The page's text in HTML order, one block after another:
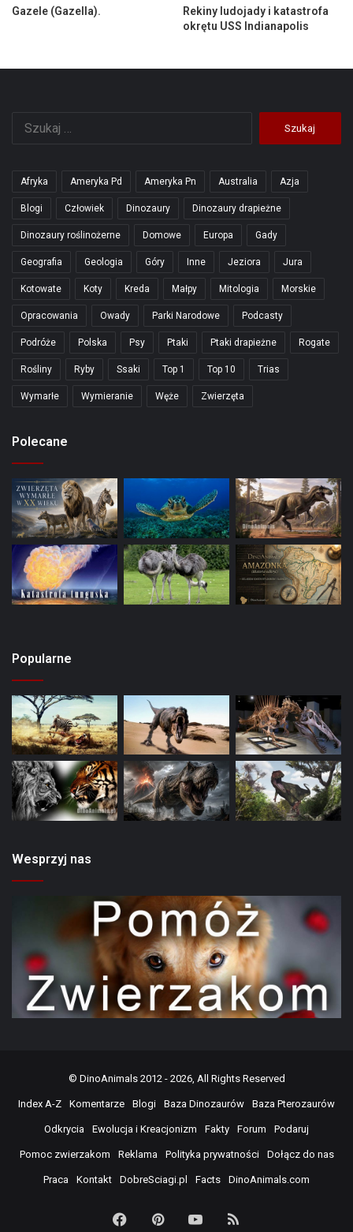
Gazele (Gazella).
Rekiny ludojady i katastrofa
okrętu USS Indianapolis
Afryka Ameryka Pd Ameryka Pn Australia Azja
Blogi Człowiek Dinozaury Dinozaury drapieżne
Dinozaury roślinożerne Domowe Europa Gady
Geografia Geologia Góry Inne Jeziora Jura
Kotowate Koty Kreda Małpy Mitologia Morskie
Opracowania Owady Parki Narodowe Podcasty
Podróże Polska Psy Ptaki Ptaki drapieżne Rogate
Rośliny Ryby Ssaki Top 1 Top 10 Trias
Wymarłe Wymieranie Węże Zwierzęta
Polecane
Popularne
Wesprzyj nas
© DinoAnimals2012 - 2026, All Rights Reserved
Index A-Z Komentarze Blogi Baza Dinozaurów Baza Pterozaurów
Odkrycia Ewolucja i Kreacjonizm Fakty Forum Podaruj
Pomoc zwierzakom Reklama Polityka prywatności Dołącz do nas
Praca Kontakt DobreSciagi.pl Facts DinoAnimals.com
FacebookPinterestYouTube
RSS